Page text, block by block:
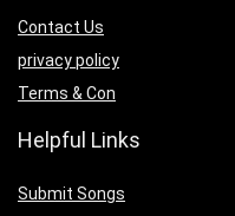
Contact Us
privacy policy
Terms & Con
Helpful Links
Submit Songs